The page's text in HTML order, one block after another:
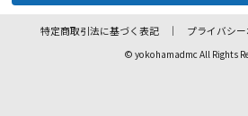
特定商取引法に基づく表記 プライバシ
© yokohamadmc All Rights